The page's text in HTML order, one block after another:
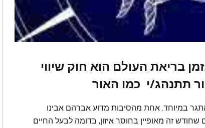
בריאת העולם הוא חוק שיווי
תתנהג/י כמו האור
במיוחד. אחת מהסיבות מדוע אברהם אבינו
זה מאופיין בחוסר איזון, בדומה לבעל החיים